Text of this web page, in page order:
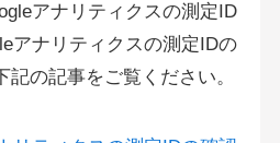
アナリティクスの測定ID
アナリティクスの測定IDの
の記事をご覧ください。